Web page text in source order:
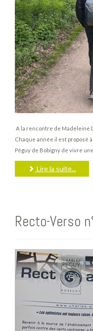
A la rencontre de Madeleine
Chaque année il est proposé
Péguy de Bobigny de vivre
Lire la suite...
Recto-Verso